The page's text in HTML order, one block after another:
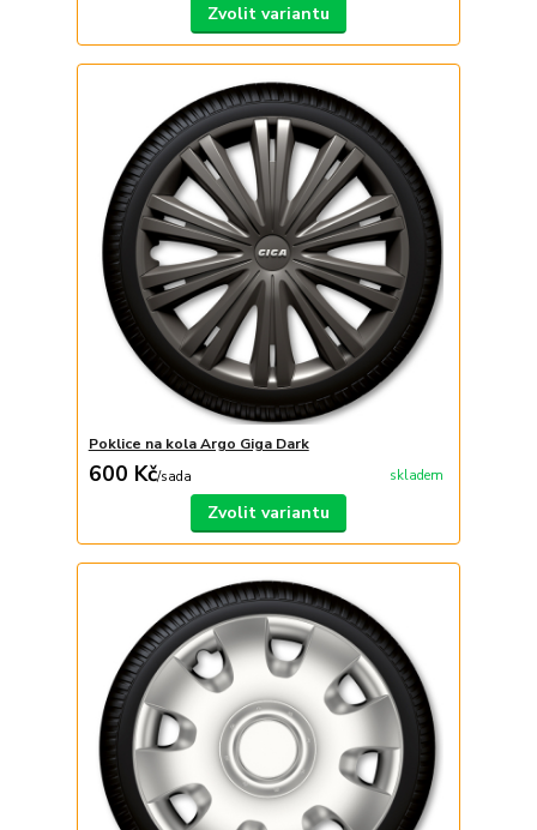
Zvolit variantu
Poklice na kola Argo Giga Dark
600 Kč/sada skladem
Zvolit variantu